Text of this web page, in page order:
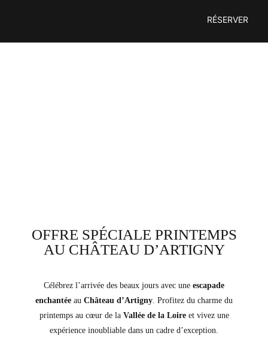
RÉSERVER
OFFRE SPÉCIALE PRINTEMPS
AU CHÂTEAU D’ARTIGNY
Célébrez l’arrivée des beaux jours avec une escapade
enchantée au Château d’Artigny . Profitez du charme du
printemps au cœur de la Vallée de la Loireet vivez une
expérience inoubliable dans un cadre d’exception.